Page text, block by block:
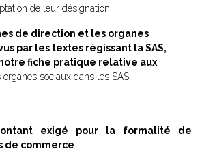
de leur désignation
de direction et les organes
par les textes régissant la SAS,
fiche pratique relative aux
organes sociaux dans les SAS
exigé pour la formalité de
de commerce